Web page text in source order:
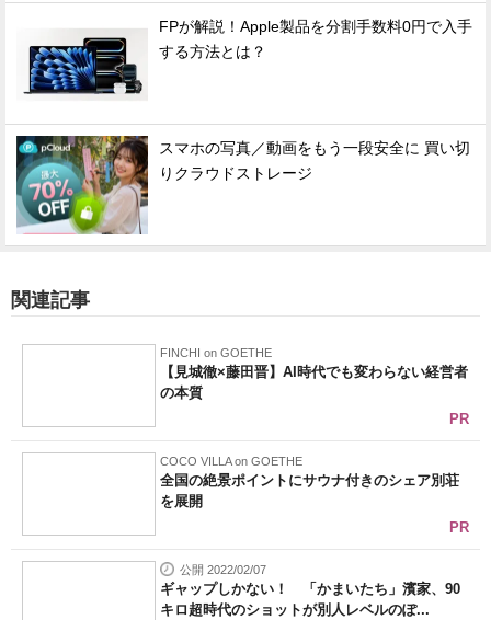
FPが解説！Apple製品を分割手数料0円で入手
する方法とは？
スマホの写真／動画をもう一段安全に 買い切
りクラウドストレージ
関連記事
FINCHI on GOETHE
【見城徹×藤田晋】AI時代でも変わらない経営者
の本質
PR
COCO VILLA on GOETHE
全国の絶景ポイントにサウナ付きのシェア別荘
を展開
PR
公開 2022/02/07
ギャップしかない！ 「かまいたち」濱家、90
キロ超時代のショットが別人レベルのぽ...